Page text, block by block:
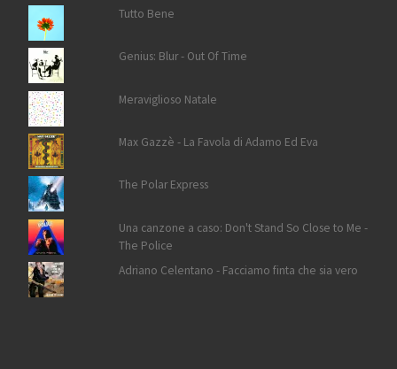
Tutto Bene
Genius: Blur - Out Of Time
Meraviglioso Natale
Max Gazzè - La Favola di Adamo Ed Eva
The Polar Express
Una canzone a caso: Don't Stand So Close to Me -
The Police
Adriano Celentano - Facciamo finta che sia vero